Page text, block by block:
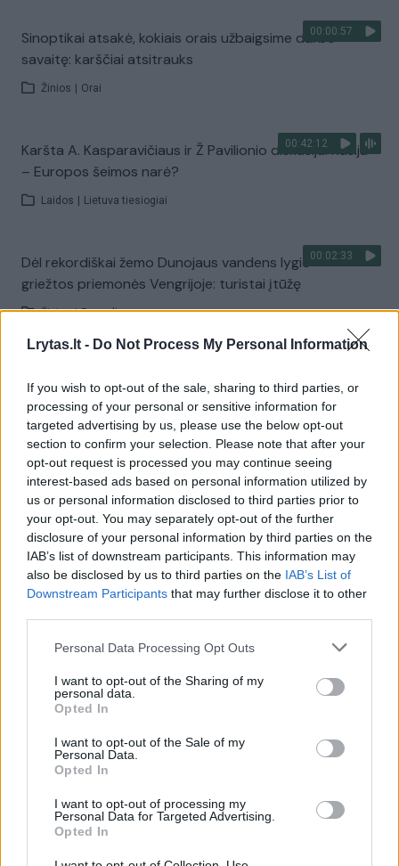
Lrytas.lt - Do Not Process My Personal Information
If you wish to opt-out of the sale, sharing to third parties, or
processing of your personal or sensitive information for
targeted advertising by us, please use the below opt-out
section to confirm your selection. Please note that after your
opt-out request is processed you may continue seeing
interest-based ads based on personal information utilized by
us or personal information disclosed to third parties prior to
your opt-out. You may separately opt-out of the further
disclosure of your personal information by third parties on the
IAB’s list of downstream participants. This information may
also be disclosed by us to third parties on the IAB’s List of
Downstream Participants that may further disclose it to other
Personal Data Processing Opt Outs
I want to opt-out of the Sharing of my
personal data.
Opted In
I want to opt-out of the Sale of my
Personal Data.
Opted In
I want to opt-out of processing my
Personal Data for Targeted Advertising.
Opted In
00:00:57
Sinoptikai atsakė, kokiais orais užbaigsime darbo
savaitę: karščiai atsitrauks
Žinios Orai
00:42:12
Karšta A. Kasparavičiaus ir Ž Pavilionio diskusija: Rusija
– Europos šeimos narė?
Laidos Lietuva tiesiogiai
00:02:33
Dėl rekordiškai žemo Dunojaus vandens lygio –
griežtos priemonės Vengrijoje: turistai įtūžę
Žinios | Pasaulis
įprotį: tą daro daugiau nei pusė pradinukų
Žinios Lietuvos diena
Visi įrašai
Žiūrimiausi įrašai
vaiko gyvybių išgelbėti nepavyko
Žinios | Lietuvos diena
00:00:57
Savaitės vidurys nusimato karštas: temperatūra kils iki
32 laipsnių šilumos
Nufilmavo, kaip patvino Vilniaus Vakarinis aplinkkelis: